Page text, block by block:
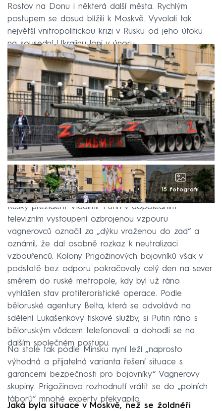
Rostov na Donu i některá další města. Rychlým
postupem se dosud blížili k Moskvě. Vyvolali tak
největší vnitropolitickou krizi v Rusku od jeho útoku
na sousední Ukrajinu loni v únoru.
15 fotografií
Ruský prezident Vladimir Putin v dopoledním
televizním vystoupení ozbrojenou vzpouru
vagnerovců označil za „dýku vraženou do zad“ a
oznámil, že dal osobně rozkaz k neutralizaci
vzbouřenců. Kolony Prigožinových bojovníků však v
podstatě bez odporu pokračovaly celý den na sever
směrem do ruské metropole, kdy byl už ráno
vyhlášen stav protiteroristické operace. Podle
běloruské agentury Belta, která se odvolává na
sdělení Lukašenkovy tiskové služby, si Putin ráno s
běloruským vůdcem telefonovali a dohodli se na
dalším společném postupu.
Na stole tak podle Minsku nyní leží „naprosto
výhodná a přijatelná varianta řešení situace s
garancemi bezpečnosti pro bojovníky“ Vagnerovy
skupiny. Prigožinovo rozhodnutí vrátit se do „polních
táborů“ mnohé experty překvapilo.
Jaká byla situace v Moskvě, než se žoldnéři